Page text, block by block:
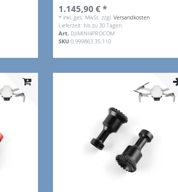
1.145,90 € *
* inkl. ges. MwSt. zzgl.Versandkosten
Lieferzeit: bis zu 30 Tagen
Art. DJIMINI4PROCOM
SKU0.999863.35.110